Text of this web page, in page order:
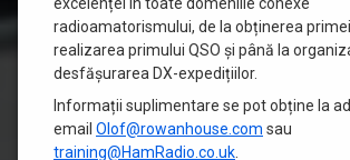
radioamatorismului, de la obținerea
realizarea primului QSO și până la
desfășurarea DX-expedițiilor.
Informații suplimentare se pot obține la
email Olof@rowanhouse.com sau
training@HamRadio.co.uk